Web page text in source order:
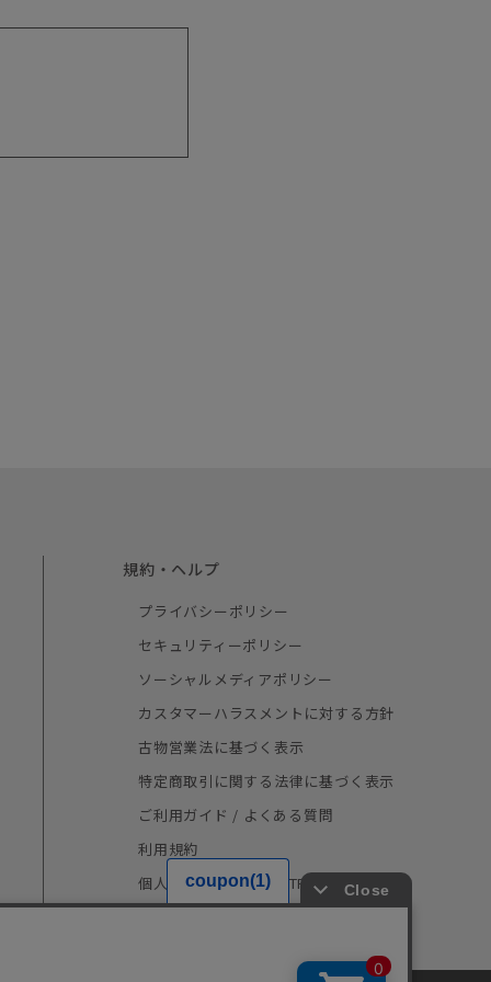
規約・ヘルプ
プライバシーポリシー
セキュリティーポリシー
ソーシャルメディアポリシー
カスタマーハラスメントに対する方針
古物営業法に基づく表示
特定商取引に関する法律に基づく表示
ご利用ガイド / よくある質問
利用規約
個人情報の取り扱い（TRUSTe）